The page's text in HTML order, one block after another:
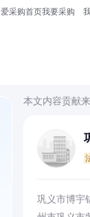
爱采购首页我要采购
本文内容贡献来
巩义市博宇